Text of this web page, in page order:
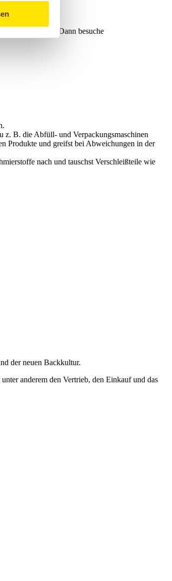
Dann besuche
z. B. die Abfüll- und Verpackungsmaschinen
Produkte und greifst bei Abweichungen in der
nach und tauschst Verschleißteile wie
der neuen Backkultur.
anderem den Vertrieb, den Einkauf und das